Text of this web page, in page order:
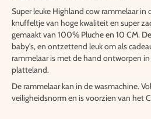
Super leuke Highland cow rammelaar in
knuffeltje van hoge kwaliteit en super
gemaakt van 100% Pluche en 10 CM.
baby's, en ontzettend leuk om als
rammelaar is met de hand ontworpen
platteland.
De rammelaar kan in de wasmachine.
veiligheidsnorm en is voorzien van het